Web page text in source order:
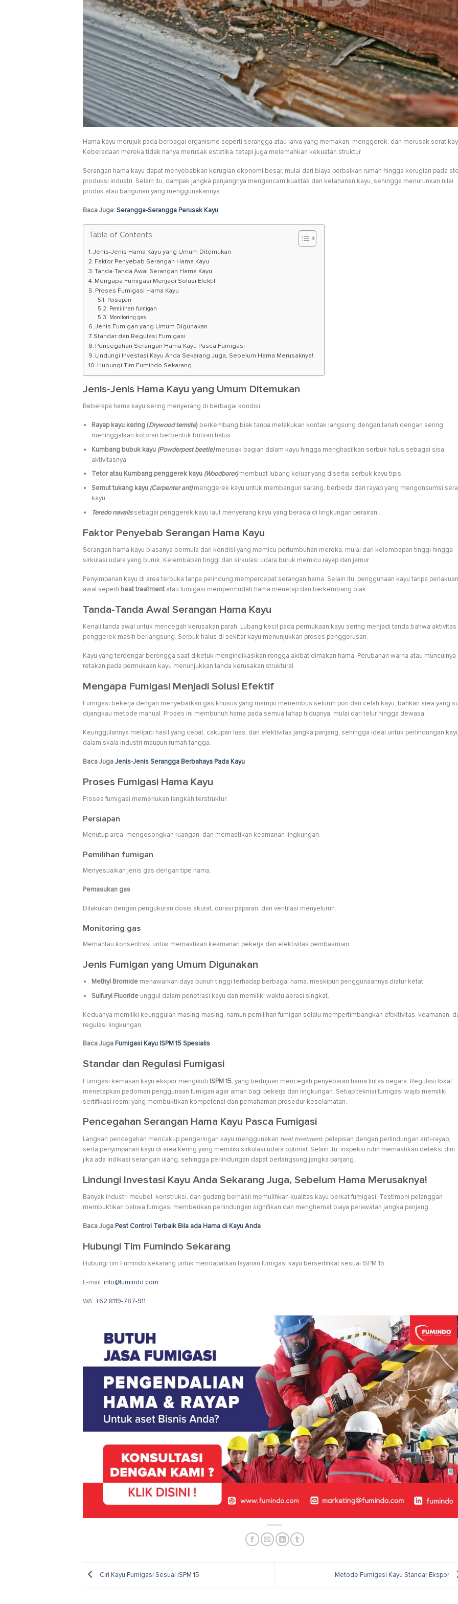
Hama kayu merujuk pada berbagai organisme seperti serangga atau larva yang memakan, menggerek, dan merusak serat
Keberadaan mereka tidak hanya merusak estetika, tetapi juga melemahkan kekuatan struktur.
Serangan hama kayu dapat menyebabkan kerugian ekonomi besar, mulai dari biaya perbaikan rumah hingga kerugian pada
produksi industri. Selain itu, dampak jangka panjangnya mengancam kualitas dan ketahanan kayu, sehingga menurunkan nilai
produk atau bangunan yang menggunakannya.
Baca Juga:Serangga-Serangga Perusak Kayu
Table of Contents
Jenis-Jenis Hama Kayu yang Umum Ditemukan
Faktor Penyebab Serangan Hama Kayu
Tanda-Tanda Awal Serangan Hama Kayu
Mengapa Fumigasi Menjadi Solusi Efektif
Proses Fumigasi Hama Kayu
Persiapan
Pemilihan fumigan
Monitoring gas
Jenis Fumigan yang Umum Digunakan
Standar dan Regulasi Fumigasi
Pencegahan Serangan Hama Kayu Pasca Fumigasi
Lindungi Investasi Kayu Anda Sekarang Juga, Sebelum Hama Merusaknya!
Hubungi Tim Fumindo Sekarang
Jenis-Jenis Hama Kayu yang Umum Ditemukan
Beberapa hama kayu sering menyerang di berbagai kondisi:
Rayap kayu kering (Drywood termite)berkembang biak tanpa melakukan kontak langsung dengan tanah dengan sering
meninggalkan kotoran berbentuk butiran halus.
Kumbang bubuk kayu(Powderpost beetle) merusak bagian dalam kayu hingga menghasilkan serbuk halus sebagai sisa
aktivitasnya.
Tetor atau Kumbang penggerek kayu (Woodborer)membuat lubang keluar yang disertai serbuk kayu tipis.
Semut tukang kayu (Carpenter ant) menggerek kayu untuk membangun sarang, berbeda dari rayap yang mengonsumsi
kayu.
Teredo navalissebagai penggerek kayu laut menyerang kayu yang berada di lingkungan perairan..
Faktor Penyebab Serangan Hama Kayu
Serangan hama kayu biasanya bermula dari kondisi yang memicu pertumbuhan mereka, mulai dari kelembapan tinggi hingga
sirkulasi udara yang buruk. Kelembaban tinggi dan sirkulasi udara buruk memicu rayap dan jamur.
Penyimpanan kayu di area terbuka tanpa pelindung mempercepat serangan hama. Selain itu, penggunaan kayu tanpa perlakuan
awal seperti heat treatment atau fumigasi mempermudah hama menetap dan berkembang biak.
Tanda-Tanda Awal Serangan Hama Kayu
Kenali tanda awal untuk mencegah kerusakan parah. Lubang kecil pada permukaan kayu sering menjadi tanda bahwa aktivitas
penggerek masih berlangsung. Serbuk halus di sekitar kayu menunjukkan proses penggerusan.
Kayu yang terdengar berongga saat diketuk mengindikasikan rongga akibat dimakan hama. Perubahan warna atau munculnya
retakan pada permukaan kayu menunjukkan tanda kerusakan struktural.
Mengapa Fumigasi Menjadi Solusi Efektif
Fumigasi bekerja dengan menyebarkan gas khusus yang mampu menembus seluruh pori dan celah kayu, bahkan area yang
dijangkau metode manual. Proses ini membunuh hama pada semua tahap hidupnya, mulai dari telur hingga dewasa.
Keunggulannya meliputi hasil yang cepat, cakupan luas, dan efektivitas jangka panjang, sehingga ideal untuk perlindungan
dalam skala industri maupun rumah tangga.
Baca JugaJenis-Jenis Serangga Berbahaya Pada Kayu
Proses Fumigasi Hama Kayu
Proses fumigasi memerlukan langkah terstruktur:
Persiapan
Menutup area, mengosongkan ruangan, dan memastikan keamanan lingkungan.
Pemilihan fumigan
Menyesuaikan jenis gas dengan tipe hama.
Pemasukan gas
Dilakukan dengan pengukuran dosis akurat, durasi paparan, dan ventilasi menyeluruh.
Monitoring gas
Memantau konsentrasi untuk memastikan keamanan pekerja dan efektivitas pembasmian.
Jenis Fumigan yang Umum Digunakan
Methyl Bromidemenawarkan daya bunuh tinggi terhadap berbagai hama, meskipun penggunaannya diatur ketat.
Sulfuryl Fluorideunggul dalam penetrasi kayu dan memiliki waktu aerasi singkat.
Keduanya memiliki keunggulan masing-masing, namun pemilihan fumigan selalu mempertimbangkan efektivitas, keamanan,
regulasi lingkungan.
Baca Juga Fumigasi Kayu ISPM 15 Spesialis
Standar dan Regulasi Fumigasi
Fumigasi kemasan kayu ekspor mengikuti ISPM 15, yang bertujuan mencegah penyebaran hama lintas negara. Regulasi lokal
menetapkan pedoman penggunaan fumigan agar aman bagi pekerja dan lingkungan. Setiap teknisi fumigasi wajib memiliki
sertifikasi resmi yang membuktikan kompetensi dan pemahaman prosedur keselamatan.
Pencegahan Serangan Hama Kayu Pasca Fumigasi
Langkah pencegahan mencakup pengeringan kayu menggunakan heat treatment, pelapisan dengan perlindungan anti-rayap,
serta penyimpanan kayu di area kering yang memiliki sirkulasi udara optimal. Selain itu, inspeksi rutin memastikan deteksi dini
jika ada indikasi serangan ulang, sehingga perlindungan dapat berlangsung jangka panjang.
Lindungi Investasi Kayu Anda Sekarang Juga, Sebelum Hama Merusaknya!
Banyak industri meubel, konstruksi, dan gudang berhasil memulihkan kualitas kayu berkat fumigasi. Testimoni pelanggan
membuktikan bahwa fumigasi memberikan perlindungan signifikan dan menghemat biaya perawatan jangka panjang.
Baca Juga Pest Control Terbaik Bila ada Hama di Kayu Anda
Hubungi Tim Fumindo Sekarang
Hubungi tim Fumindo sekarang untuk mendapatkan layanan fumigasi kayu bersertifikat sesuai ISPM 15.
E-mail: info@fumindo.com
WA: +62 8119-787-911
Ciri Kayu Fumigasi Sesuai ISPM 15 Metode Fumigasi Kayu Standar Ekspor